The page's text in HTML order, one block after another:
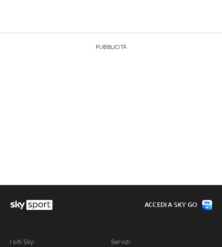
PUBBLICITÀ
I siti Sky: Servizi:
ACCEDI A SKY GO